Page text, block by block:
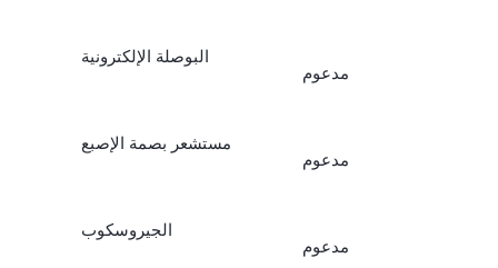
البوصلة الإلكترونية
مدعوم
مستشعر بصمة الإصبع
مدعوم
الجيروسكوب
مدعوم